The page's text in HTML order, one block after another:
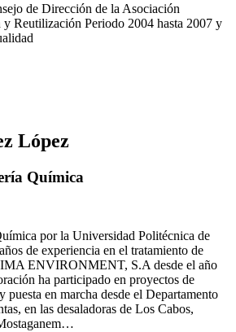
de Dirección de la Asociación
y Reutilización Periodo 2004 hasta 2007 y
López
Química
por la Universidad Politécnica de
de experiencia en el tratamiento de
ENVIRONMENT, S.A desde el año
ha participado en proyectos de
en marcha desde el Departamento
en las desaladoras de Los Cabos,